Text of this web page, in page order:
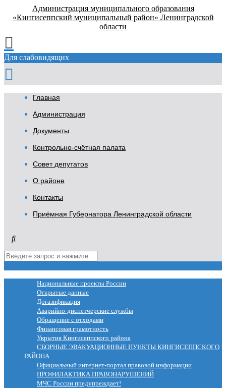
Администрация муниципального образования
«Кингисеппский муниципальный район» Ленинградской
области
Для слабовидящих
Главная
Администрация
Документы
Контрольно-счётная палата
Совет депутатов
О районе
Контакты
Приёмная Губернатора Ленинградской области
Национальные проекты России
Открытые данные
Догазификация
Аварийно-диспетчерские службы
Обращение с отходами
Финансовая грамотность
Укрытия Кингисеппского района
СБОРНЫЕ ЭВАКУАЦИОННЫЕ ПУНКТЫ КИНГИСЕППСКОГО
РАЙОНА
Официальный интернет-портал правовой информации
ПРОФИЛАКТИКА ПРАВОНАРУШЕНИЙ
МЧС России предупреждает!